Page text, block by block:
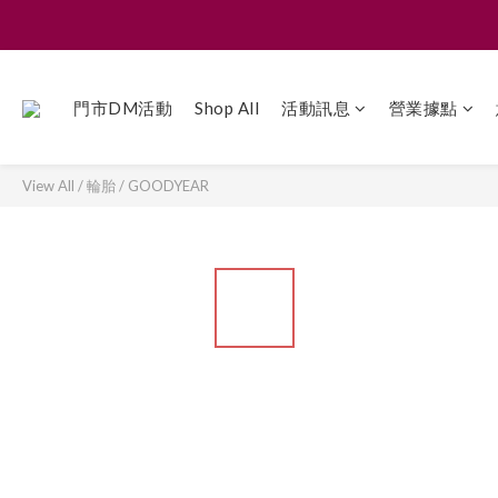
門市DM活動 Shop All 活動訊息 營業據點
View All /輪胎/ GOODYEAR